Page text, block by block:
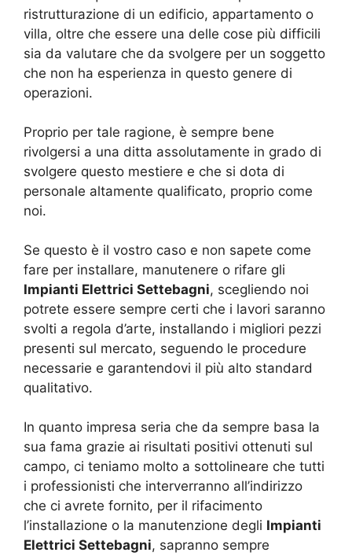
ristrutturazione di un edificio, appartamento o
villa, oltre che essere una delle cose più difficili
sia da valutare che da svolgere per un soggetto
che non ha esperienza in questo genere di
operazioni.
Proprio per tale ragione, è sempre bene
rivolgersi a una ditta assolutamente in grado di
svolgere questo mestiere e che si dota di
personale altamente qualificato, proprio come
noi.
Se questo è il vostro caso e non sapete come
fare per installare, manutenere o rifare gli
Impianti Elettrici Settebagni, scegliendo noi
potrete essere sempre certi che i lavori saranno
svolti a regola d’arte, installando i migliori pezzi
presenti sul mercato, seguendo le procedure
necessarie e garantendovi il più alto standard
qualitativo.
In quanto impresa seria che da sempre basa la
sua fama grazie ai risultati positivi ottenuti sul
campo, ci teniamo molto a sottolineare che tutti
i professionisti che interverranno all’indirizzo
che ci avrete fornito, per il rifacimento
l’installazione o la manutenzione degli Impianti
Elettrici Settebagni, sapranno sempre